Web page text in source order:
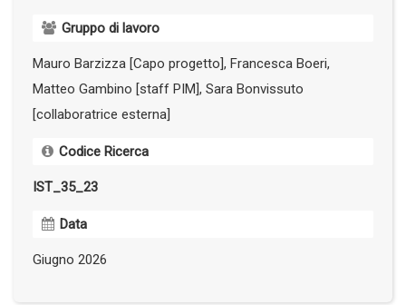
Gruppo di lavoro
Mauro Barzizza [Capo progetto], Francesca Boeri,
Matteo Gambino [staff PIM], Sara Bonvissuto
[collaboratrice esterna]
Codice Ricerca
IST_35_23
Data
Giugno 2026